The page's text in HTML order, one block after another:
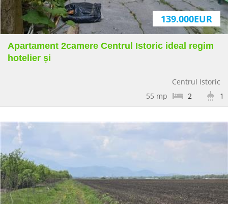
139.000EUR
Apartament 2camere Centrul Istoric ideal regim
hotelier și
Centrul Istoric
1
2
55 mp